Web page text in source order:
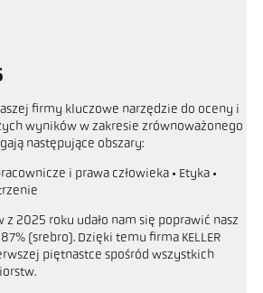
firmy kluczowe narzędzie do oceny i
wyników w zakresie zrównoważonego
następujące obszary:
i prawa człowieka • Etyka •
2025 roku udało nam się poprawić nasz
(srebro). Dzięki temu firma KELLER
piętnastce spośród wszystkich